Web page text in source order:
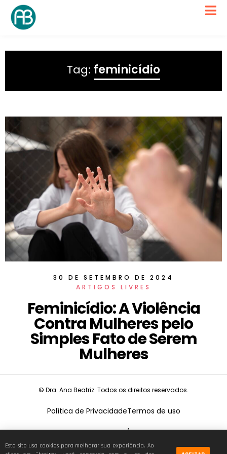
Tag: feminicídio
30 DE SETEMBRO DE 2024
ARTIGOS LIVRES
Feminicídio: A Violência
Contra Mulheres pelo
Simples Fato de Serem
Mulheres
© Dra. Ana Beatriz. Todos os direitos reservados.
Política de PrivacidadeTermos de uso
CNPJ:19.675.026/0001-68
Este site usa cookies para melhorar sua experiência. Ao